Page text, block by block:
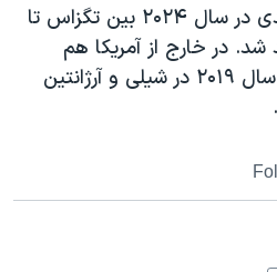
خورشید گرفتگی کامل بعدی در سال ۲۰۲۴ بین تگزاس تا
شد. در خارج از آمریکا هم
خورشید گرفتگی بعدی در سال ۲۰۱۹ در شیلی و آرژانتین